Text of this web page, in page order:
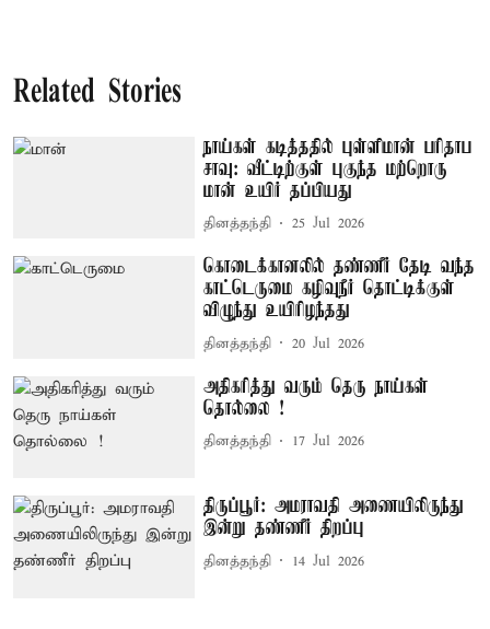
Related Stories
நாய்கள் கடித்ததில் புள்ளிமான் பரிதாப
சாவு: வீட்டிற்குள் புகுந்த மற்றொரு
மான் உயிர் தப்பியது
தினத்தந்தி 25 Jul 2026
கொடைக்கானலில் தண்ணீர் தேடி வந்த
காட்டெருமை கழிவுநீர் தொட்டிக்குள்
விழுந்து உயிரிழந்தது
தினத்தந்தி 20 Jul 2026
அதிகரித்து வரும் தெரு நாய்கள்
தொல்லை !
தினத்தந்தி 17 Jul 2026
திருப்பூர்: அமராவதி அணையிலிருந்து
இன்று தண்ணீர் திறப்பு
தினத்தந்தி 14 Jul 2026